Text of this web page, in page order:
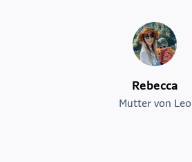
Rebecca
Mutter von Leo